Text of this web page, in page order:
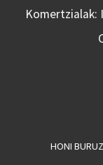
Komertzialak:
HONI BURUZ